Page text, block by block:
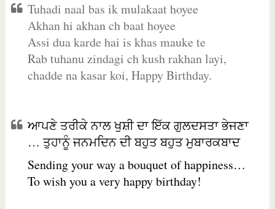
Tuhadi naal bas ik mulakaat hoyee
Akhan hi akhan ch baat hoyee
Assi dua karde hai is khas mauke te
Rab tuhanu zindagi ch kush rakhan layi,
chadde na kasar koi, Happy Birthday.
ਆਪਣੇ ਤਰੀਕੇ ਨਾਲ ਖੁਸ਼ੀ ਦਾ ਇੱਕ ਗੁਲਦਸਤਾ ਭੇਜਣਾ
… ਤੁਹਾਨੂੰ ਜਨਮਦਿਨ ਦੀ ਬਹੁਤ ਬਹੁਤ ਮੁਬਾਰਕਬਾਦ
Sending your way a bouquet of happiness…
To wish you a very happy birthday!